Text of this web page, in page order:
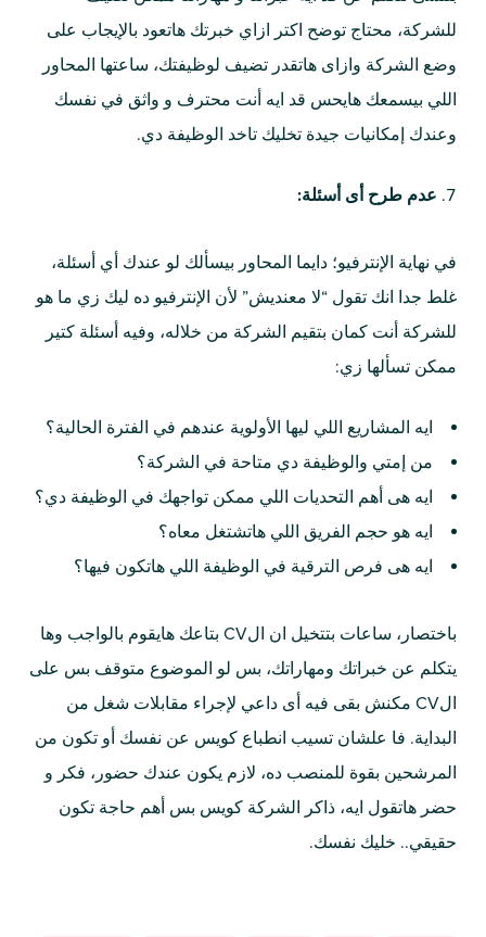
للشركة، محتاج توضح اكتر ازاي خبرتك هاتعود بالإيجاب على
وضع الشركة وازاى هاتقدر تضيف لوظيفتك، ساعتها المحاور
اللي بيسمعك هايحس قد ايه أنت محترف و واثق في نفسك
وعندك إمكانيات جيدة تخليك تاخد الوظيفة دي.
عدم طرح أى أسئلة:
في نهاية الإنترفيو؛ دايما المحاور بيسألك لو عندك أي أسئلة،
غلط جدا انك تقول “لا معنديش” لأن الإنترفيو ده ليك زي ما هو
للشركة أنت كمان بتقيم الشركة من خلاله، وفيه أسئلة كتير
ممكن تسألها زي:
ايه المشاريع اللي ليها الأولوية عندهم في الفترة الحالية؟
من إمتي والوظيفة دي متاحة في الشركة؟
ايه هى أهم التحديات اللي ممكن تواجهك في الوظيفة دي؟
ايه هو حجم الفريق اللي هاتشتغل معاه؟
ايه هى فرص الترقية في الوظيفة اللي هاتكون فيها؟
باختصار، ساعات بتتخيل ان الCV بتاعك هايقوم بالواجب وها
يتكلم عن خبراتك ومهاراتك، بس لو الموضوع متوقف بس على
الCV مكنش بقى فيه أى داعي لإجراء مقابلات شغل من
البداية. فا علشان تسيب انطباع كويس عن نفسك أو تكون من
المرشحين بقوة للمنصب ده، لازم يكون عندك حضور، فكر و
حضر هاتقول ايه، ذاكر الشركة كويس بس أهم حاجة تكون
حقيقي.. خليك نفسك.